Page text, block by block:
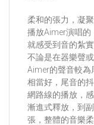
柔和的張力，凝
播放Aimer演唱的
就感受到音的紮
不論是在器樂聲
Aimer的聲音較為
相當好，尾音的
網路線的播放，
漸進式釋放，到
張，整體的音樂